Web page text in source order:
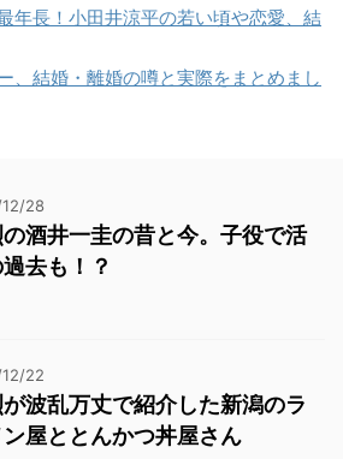
年長！小田井涼平の若い頃や恋愛、結
、結婚・離婚の噂と実際をまとめまし
28
酒井一圭の昔と今。子役で活
去も！？
22
波乱万丈で紹介した新潟のラ
屋ととんかつ丼屋さん